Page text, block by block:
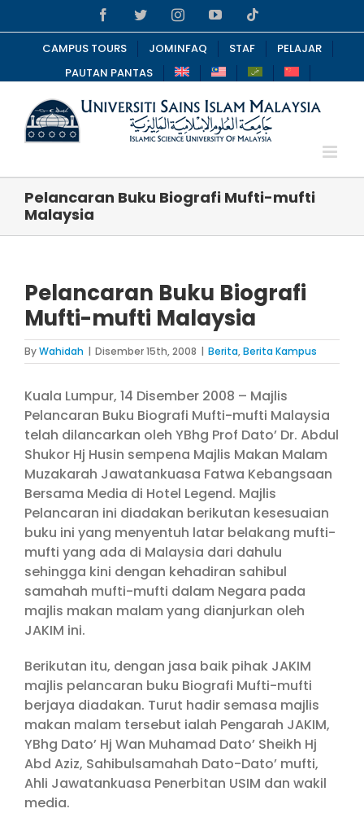
to
content
FacebookTwitterInstagramYouTube
CAMPUS TOURS JOMINFAQ STAF
PELAJAR
PAUTAN PANTAS
Pelancaran Buku Biografi Mufti-mufti
Malaysia
Pelancaran Buku Biografi
Mufti-mufti Malaysia
ByWahidah | Disember 15th, 2008 | Berita,Berita Kampus
Kuala Lumpur, 14 Disember 2008 – Majlis
Pelancaran Buku Biografi Mufti-mufti Malaysia
telah dilancarkan oleh YBhg Prof Dato’ Dr. Abdul
Shukor Hj Husin sempena Majlis Makan Malam
Muzakarah Jawatankuasa Fatwa Kebangsaan
Bersama Media di Hotel Legend. Majlis
Pelancaran ini diadakan berikutan kesesuaian
buku ini yang menyentuh latar belakang mufti-
mufti yang ada di Malaysia dari dahulu
sehingga kini dengan kehadiran sahibul
samahah mufti-mufti dalam Negara pada
majlis makan malam yang dianjurkan oleh
JAKIM ini.
Berikutan itu, dengan jasa baik pihak JAKIM
majlis pelancaran buku Biografi Mufti-mufti
berjaya diadakan. Turut hadir semasa majlis
makan malam tersebut ialah Pengarah JAKIM,
YBhg Dato’ Hj Wan Muhamad Dato’ Sheikh Hj
Abd Aziz, Sahibulsamahah Dato-Dato’ mufti,
Ahli Jawatankuasa Penerbitan USIM dan wakil
media.